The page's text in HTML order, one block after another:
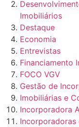
Imobiliários
Destaque
Economia
Entrevistas
Financiamento
FOCO VGV
Gestão de
Imobiliárias e
Incorporadora